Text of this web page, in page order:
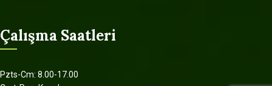
Çalışma Saatleri
Pzts-Cm: 8.00-17.00